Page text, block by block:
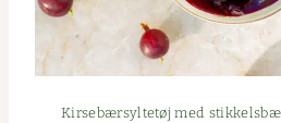
Kirse­bær­syl­tetøj med